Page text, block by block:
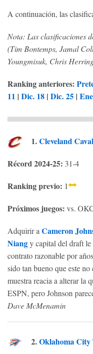
A continuación, las
Nota: Las clasificaciones
(Tim Bontemps, Jamal
Youngmisuk, Chris
Ranking anteriores:
11 | Dic. 18| Dic. 25|
1.Cleveland
Récord 2024-25: 31-4
Ranking previo: 1
Próximos juegos: vs.
Adquirir aCameron
Niangy capital del draft le
contrato razonable por
sido tan bueno que este
muestra reacia a alterar la
ESPN, pero Johnson
Dave McMenamin
2.Oklahoma